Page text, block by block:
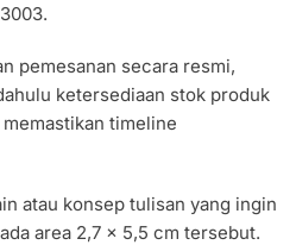
pemesanan secara resmi,
ketersediaan stok produk
timeline
atau konsep tulisan yang ingin
area 2,7 x 5,5 cm tersebut.